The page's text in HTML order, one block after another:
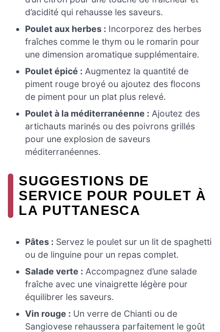
d’acidité qui rehausse les saveurs.
Poulet aux herbes : Incorporez des herbes
fraîches comme le thym ou le romarin pour
une dimension aromatique supplémentaire.
Poulet épicé : Augmentez la quantité de
piment rouge broyé ou ajoutez des flocons
de piment pour un plat plus relevé.
Poulet à la méditerranéenne : Ajoutez des
artichauts marinés ou des poivrons grillés
pour une explosion de saveurs
méditerranéennes.
SUGGESTIONS DE
SERVICE POUR POULET À
LA PUTTANESCA
Pâtes : Servez le poulet sur un lit de spaghetti
ou de linguine pour un repas complet.
Salade verte : Accompagnez d’une salade
fraîche avec une vinaigrette légère pour
équilibrer les saveurs.
Vin rouge : Un verre de Chianti ou de
Sangiovese rehaussera parfaitement le goût